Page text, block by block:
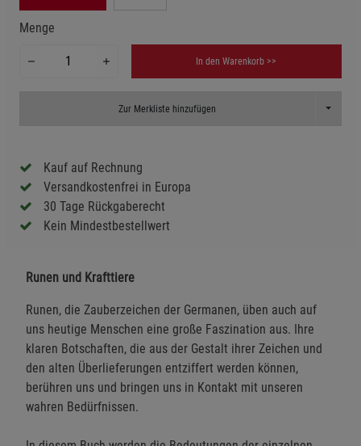
Menge
In den Warenkorb >>
Zur Merkliste hinzufügen Toggle
Kauf auf Rechnung
Versandkostenfrei in Europa
30 Tage Rückgaberecht
Kein Mindestbestellwert
Runen und Krafttiere
Runen, die Zauberzeichen der Germanen, üben auch auf
uns heutige Menschen eine große Faszination aus. Ihre
klaren Botschaften, die aus der Gestalt ihrer Zeichen und
den alten Überlieferungen entziffert werden können,
berühren uns und bringen uns in Kontakt mit unseren
wahren Bedürfnissen.